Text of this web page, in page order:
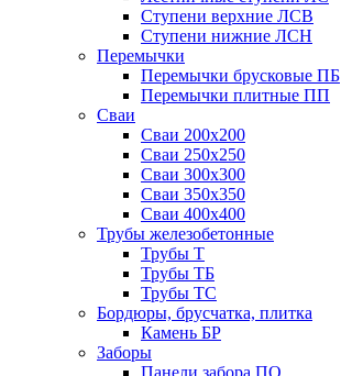
Ступени верхние ЛСВ
Ступени нижние ЛСН
Перемычки
Перемычки брусковые ПБ
Перемычки плитные ПП
Сваи
Сваи 200х200
Сваи 250х250
Сваи 300х300
Сваи 350х350
Сваи 400х400
Трубы железобетонные
Трубы Т
Трубы ТБ
Трубы ТС
Бордюры, брусчатка, плитка
Камень БР
Заборы
Панели забора ПО